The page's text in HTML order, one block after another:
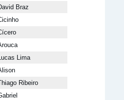
Braz
Lima
Ribeiro